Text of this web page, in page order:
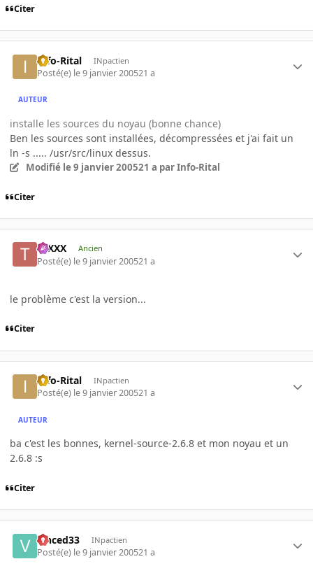
Citer
Info-Rital INpactien
Posté(e) le 9 janvier 200521 a
AUTEUR
installe les sources du noyau (bonne chance)
Ben les sources sont installées, décompressées et j'ai fait un
ln -s ..... /usr/src/linux dessus.
Modifié le 9 janvier 200521 a par Info-Rital
Citer
tuXXX Ancien
Posté(e) le 9 janvier 200521 a
le problème c'est la version...
Citer
Info-Rital INpactien
Posté(e) le 9 janvier 200521 a
AUTEUR
ba c'est les bonnes, kernel-source-2.6.8 et mon noyau et un
2.6.8 :s
Citer
vinced33 INpactien
Posté(e) le 9 janvier 200521 a